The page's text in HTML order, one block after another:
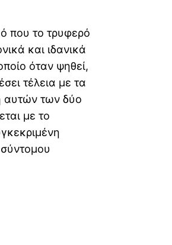
που το τρυφερό
και ιδανικά
όταν ψηθεί,
τέλεια με τα
αυτών των δύο
με το